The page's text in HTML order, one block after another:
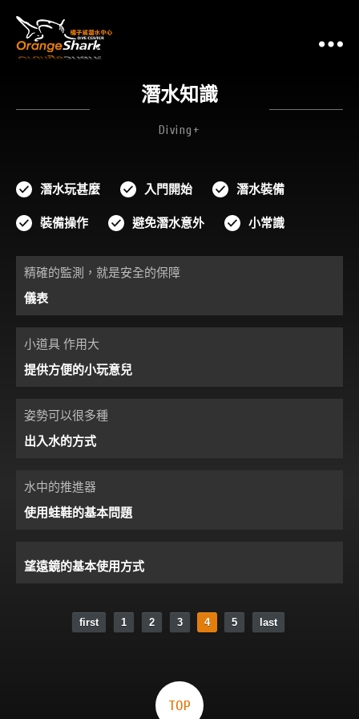
潛水知識
Diving+
潛水玩甚麼 入門開始 潛水裝備
裝備操作 避免潛水意外 小常識
精確的監測，就是安全的保障
儀表
小道具 作用大
提供方便的小玩意兒
姿勢可以很多種
出入水的方式
水中的推進器
使用蛙鞋的基本問題
望遠鏡的基本使用方式
first 1 2 3 4 5 last
TOP